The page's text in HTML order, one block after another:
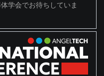
学会でお待ちしていま